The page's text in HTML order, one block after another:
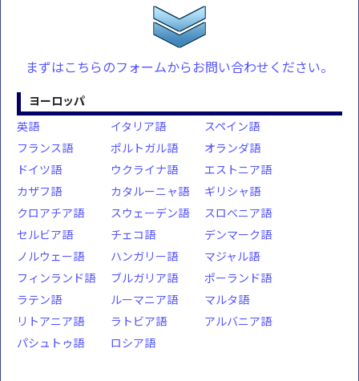
まずはこちらのフォームからお問い合わせください。
ヨーロッパ
英語
イタリア語
スペイン語
フランス語
ポルトガル語
オランダ語
ドイツ語
ウクライナ語
エストニア語
カザフ語
カタルーニャ語
ギリシャ語
クロアチア語
スウェーデン語
スロベニア語
セルビア語
チェコ語
デンマーク語
ノルウェー語
ハンガリー語
マジャル語
フィンランド語
ブルガリア語
ポーランド語
ラテン語
ルーマニア語
マルタ語
リトアニア語
ラトビア語
アルバニア語
パシュトゥ語
ロシア語